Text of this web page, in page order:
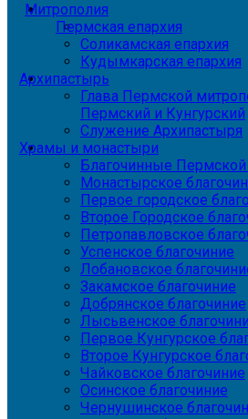
Митрополия
Пермская епархия
Соликамская епархия
Кудымкарская епархия
Архипастырь
Глава Пермской
Пермский и Кунгурский
Служение Архипастыря
Храмы и монастыри
Благочинные Пермской
Монастырское
Первое городское
Второе Городское
Петропавловское
Успенское благочиние
Лобановское
Закамское благочиние
Добрянское благочиние
Лысьвенское
Первое Кунгурское
Второе Кунгурское
Чайковское благочиние
Осинское благочиние
Чернушинское